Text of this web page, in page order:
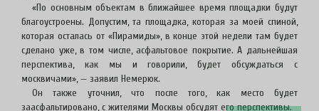
«По основным объектам в ближайшее время площадки будут
благоустроены. Допустим, та площадка, которая за моей спиной,
которая осталась от «Пирамиды», в конце этой недели там будет
сделано уже, в том числе, асфальтовое покрытие. А дальнейшая
перспектива, как мы и говорили, будет обсуждаться с
москвичами», — заявил Немерюк.
Он также уточнил, что после того, как место будет
заасфальтировано, с жителями Москвы обсудят его перспективы.